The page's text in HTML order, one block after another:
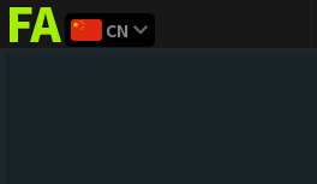
FIFAaddict
CN